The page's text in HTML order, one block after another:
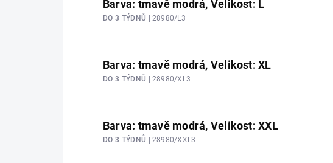
Barva: tmavě modrá, Velikost: L
DO 3 TÝDNŮ | 28980/L3
Barva: tmavě modrá, Velikost: XL
DO 3 TÝDNŮ | 28980/XL3
Barva: tmavě modrá, Velikost: XXL
DO 3 TÝDNŮ | 28980/XXL3